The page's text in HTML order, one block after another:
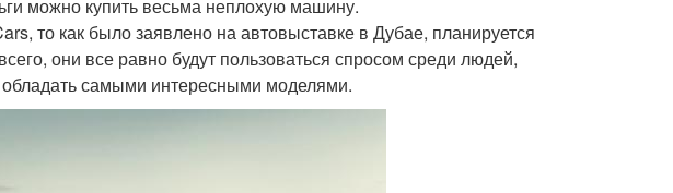
можно купить весьма неплохую машину.
то как было заявлено на автовыставке в Дубае, планируется
они все равно будут пользоваться спросом среди людей,
самыми интересными моделями.